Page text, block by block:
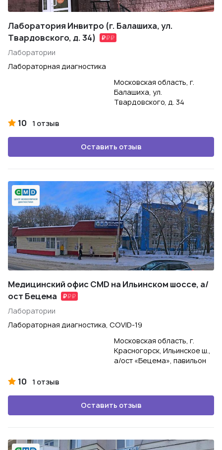
Лаборатория Инвитро (г. Балашиха, ул.
Твардовского, д. 34)
Лаборатории
Лабораторная диагностика
Московская область, г.
Балашиха, ул.
Твардовского, д. 34
10 1 отзыв
Оставить отзыв
Медицинский офис CMD на Ильинском шоссе, а/
ост Бецема
Лаборатории
Лабораторная диагностика, COVID-19
Московская область, г.
Красногорск, Ильинское ш.,
а/ост «Бецема», павильон
10 1 отзыв
Оставить отзыв